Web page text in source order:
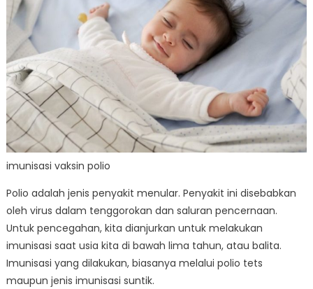
imunisasi vaksin polio
Polio adalah jenis penyakit menular. Penyakit ini disebabkan
oleh virus dalam tenggorokan dan saluran pencernaan.
Untuk pencegahan, kita dianjurkan untuk melakukan
imunisasi saat usia kita di bawah lima tahun, atau balita.
Imunisasi yang dilakukan, biasanya melalui polio tets
maupun jenis imunisasi suntik.